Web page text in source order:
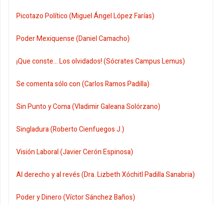
Picotazo Político (Miguel Ángel López Farías)
Poder Mexiquense (Daniel Camacho)
¡Que conste... Los olvidados! (Sócrates Campus Lemus)
Se comenta sólo con (Carlos Ramos Padilla)
Sin Punto y Coma (Vladimir Galeana Solórzano)
Singladura (Roberto Cienfuegos J.)
Visión Laboral (Javier Cerón Espinosa)
Al derecho y al revés (Dra. Lizbeth Xóchitl Padilla Sanabria)
Poder y Dinero (Víctor Sánchez Baños)